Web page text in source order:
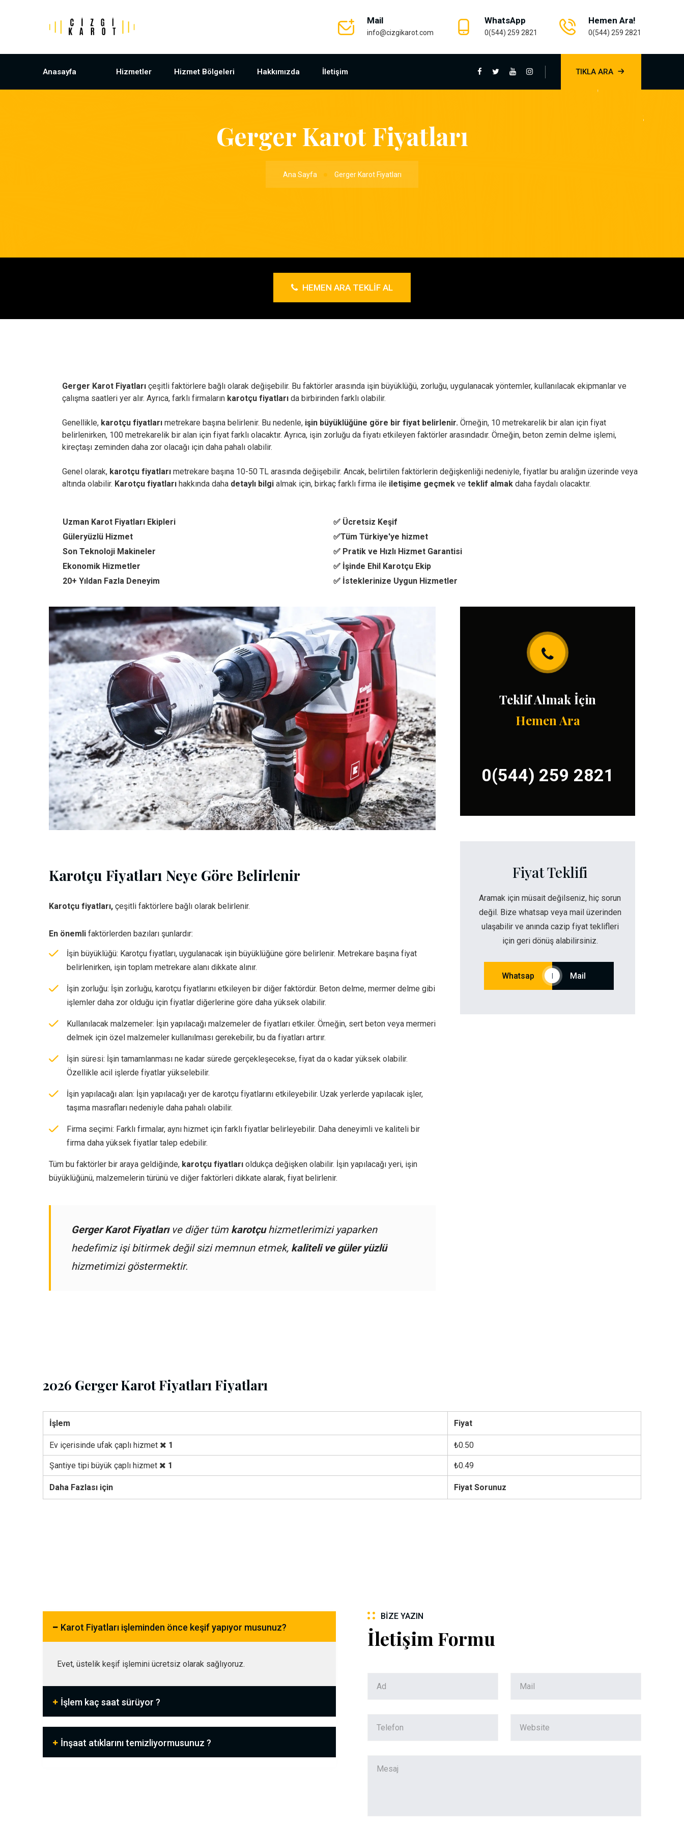
Mail
info@cizgikarot.com
WhatsApp
0(544) 259 2821
Hemen Ara!
0(544) 259 2821
Anasayfa Hizmetler Hizmet Bölgeleri Hakkımızda İletişim TIKLA ARA
Gerger Karot Fiyatları
Ana Sayfa Gerger Karot Fiyatları
HEMEN ARA TEKLIF AL
Gerger Karot Fiyatları çeşitli faktörlere bağlı olarak değişebilir. Bu faktörler arasında işin büyüklüğü, zorluğu, uygulanacak yöntemler, kullanılacak ekipmanlar ve
çalışma saatleri yer alır. Ayrıca, farklı firmaların karotçu fiyatları da birbirinden farklı olabilir.
Genellikle, karotçu fiyatları metrekare başına belirlenir. Bu nedenle, işin büyüklüğüne göre bir fiyat belirlenir. Örneğin, 10 metrekarelik bir alan için fiyat
belirlenirken, 100 metrekarelik bir alan için fiyat farklı olacaktır. Ayrıca, işin zorluğu da fiyatı etkileyen faktörler arasındadır. Örneğin, beton zemin delme işlemi,
kireçtaşı zeminden daha zor olacağı için daha pahalı olabilir.
Genel olarak, karotçu fiyatları metrekare başına 10-50 TL arasında değişebilir. Ancak, belirtilen faktörlerin değişkenliği nedeniyle, fiyatlar bu aralığın üzerinde veya
altında olabilir. Karotçu fiyatları hakkında daha detaylı bilgi almak için, birkaç farklı firma ile iletişime geçmek ve teklif almak daha faydalı olacaktır.
Uzman Karot Fiyatları Ekipleri
✅ Ücretsiz Keşif
Güleryüzlü Hizmet
✅Tüm Türkiye'ye hizmet
Son Teknoloji Makineler
✅ Pratik ve Hızlı Hizmet Garantisi
Ekonomik Hizmetler
✅ İşinde Ehil Karotçu Ekip
20+ Yıldan Fazla Deneyim
✅ İsteklerinize Uygun Hizmetler
Karotçu Fiyatları Neye Göre Belirlenir
Karotçu fiyatları, çeşitli faktörlere bağlı olarak belirlenir.
En önemli faktörlerden bazıları şunlardır:
İşin büyüklüğü: Karotçu fiyatları, uygulanacak işin büyüklüğüne göre belirlenir. Metrekare başına fiyat
belirlenirken, işin toplam metrekare alanı dikkate alınır.
İşin zorluğu: İşin zorluğu, karotçu fiyatlarını etkileyen bir diğer faktördür. Beton delme, mermer delme gibi
işlemler daha zor olduğu için fiyatlar diğerlerine göre daha yüksek olabilir.
Kullanılacak malzemeler: İşin yapılacağı malzemeler de fiyatları etkiler. Örneğin, sert beton veya mermeri
delmek için özel malzemeler kullanılması gerekebilir, bu da fiyatları artırır.
İşin süresi: İşin tamamlanması ne kadar sürede gerçekleşecekse, fiyat da o kadar yüksek olabilir.
Özellikle acil işlerde fiyatlar yükselebilir.
İşin yapılacağı alan: İşin yapılacağı yer de karotçu fiyatlarını etkileyebilir. Uzak yerlerde yapılacak işler,
taşıma masrafları nedeniyle daha pahalı olabilir.
Firma seçimi: Farklı firmalar, aynı hizmet için farklı fiyatlar belirleyebilir. Daha deneyimli ve kaliteli bir
firma daha yüksek fiyatlar talep edebilir.
Tüm bu faktörler bir araya geldiğinde, karotçu fiyatları oldukça değişken olabilir. İşin yapılacağı yeri, işin
büyüklüğünü, malzemelerin türünü ve diğer faktörleri dikkate alarak, fiyat belirlenir.
Gerger Karot Fiyatlarıve diğer tüm karotçuhizmetlerimizi yaparken
hedefimiz işi bitirmek değil sizi memnun etmek, kaliteli ve güler yüzlü
hizmetimizi göstermektir.
Teklif Almak İçin
Hemen Ara
0(544) 259 2821
Fiyat Teklifi
Aramak için müsait değilseniz, hiç sorun
değil. Bize whatsap veya mail üzerinden
ulaşabilir ve anında cazip fiyat teklifleri
için geri dönüş alabilirsiniz.
Whatsap Mail
2026 Gerger Karot Fiyatları Fiyatları
İşlem Fiyat
Ev içerisinde ufak çaplı hizmet 1 ₺0.50
Şantiye tipi büyük çaplı hizmet 1 ₺0.49
Daha Fazlası için Fiyat Sorunuz
Karot Fiyatları işleminden önce keşif yapıyor musunuz?
Evet, üstelik keşif işlemini ücretsiz olarak sağlıyoruz.
İşlem kaç saat sürüyor ?
İnşaat atıklarını temizliyormusunuz ?
BIZE YAZIN
İletişim Formu